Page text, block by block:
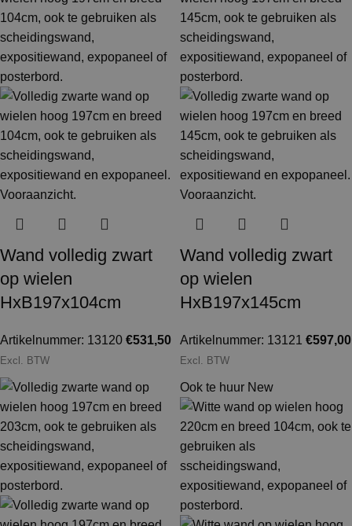
Wand volledig zwart
op wielen
HxB197x104cm
Artikelnummer: 13120 €531,50
Excl. BTW
Wand volledig zwart
op wielen
HxB197x145cm
Artikelnummer: 13121 €597,00
Excl. BTW
Ook te huur New